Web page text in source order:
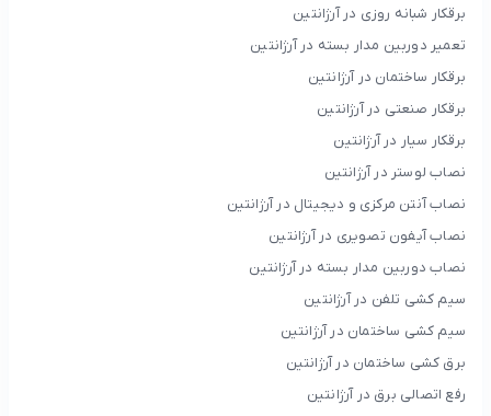
برقکار شبانه روزی در آرژانتین
تعمیر دوربین مدار بسته در آرژانتین
برقکار ساختمان در آرژانتین
برقکار صنعتی در آرژانتین
برقکار سیار در آرژانتین
نصاب لوستر در آرژانتین
نصاب آنتن مرکزی و دیجیتال در آرژانتین
نصاب آیفون تصویری در آرژانتین
نصاب دوربین مدار بسته در آرژانتین
سیم کشی تلفن در آرژانتین
سیم کشی ساختمان در آرژانتین
برق کشی ساختمان در آرژانتین
رفع اتصالی برق در آرژانتین